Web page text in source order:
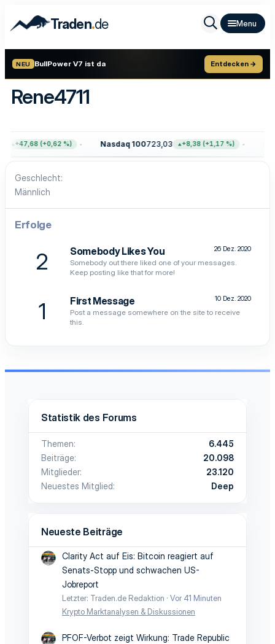
Traden.de
NEU BullPower V7 ist da Entdecken →
Rene4711
+47,68 (+0,62 %) Nasdaq 100723,03 +8,38 (+1,17 %)
Geschlecht
Männlich
Erfolge
2 26 Dez. 2020
Somebody Likes You
Somebody out there liked one of your messages.
Keep posting like that for more!
1 10 Dez. 2020
First Message
Post a message somewhere on the site to receive
this.
Statistik des Forums
Themen
6.445
Beiträge
20.098
Mitglieder
23.120
Neuestes Mitglied
Deep
Neueste Beiträge
Clarity Act auf Eis: Bitcoin reagiert auf
Senats-Stopp und schwachen US-
Jobreport
Letzter: Traden.de Redaktion
Vor 41 Minuten
Krypto Marktanalysen & Diskussionen
PFOF-Verbot zeigt Wirkung: Trade Republic